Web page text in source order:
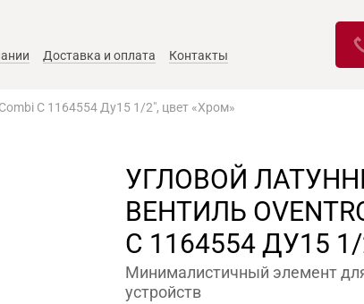
Доставка и оплата Контакты
C 1164554 Ду15 1/2", цвет «Хром»
УГЛОВОЙ
ВЕНТИЛЬ
C 1164554 ДУ15
Минималистичный элемент
устройств